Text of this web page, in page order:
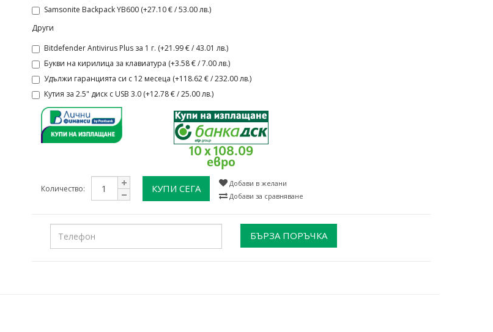
Samsonite Backpack YB600 (+27.10 € / 53.00 лв.)
Други
Bitdefender Antivirus Plus за 1 г. (+21.99 € / 43.01 лв.)
Букви на кирилица за клавиатура (+3.58 € / 7.00 лв.)
Удължи гаранцията си с 12 месеца (+118.62 € / 232.00 лв.)
Кутия за 2.5" диск с USB 3.0 (+12.78 € / 25.00 лв.)
10 x 108.09
евро
Количество: КУПИ СЕГА
Добави в желани
Добави за сравняване
БЪРЗА ПОРЪЧКА